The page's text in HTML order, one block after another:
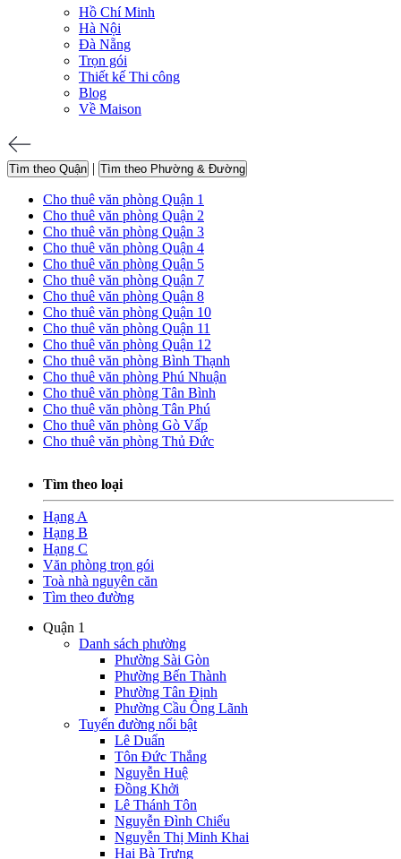
Hồ Chí Minh
Hà Nội
Đà Nẵng
Trọn gói
Thiết kế Thi công
Blog
Về Maison
Tìm theo Quận | Tìm theo Phường & Đường
Cho thuê văn phòng Quận 1
Cho thuê văn phòng Quận 2
Cho thuê văn phòng Quận 3
Cho thuê văn phòng Quận 4
Cho thuê văn phòng Quận 5
Cho thuê văn phòng Quận 7
Cho thuê văn phòng Quận 8
Cho thuê văn phòng Quận 10
Cho thuê văn phòng Quận 11
Cho thuê văn phòng Quận 12
Cho thuê văn phòng Bình Thạnh
Cho thuê văn phòng Phú Nhuận
Cho thuê văn phòng Tân Bình
Cho thuê văn phòng Tân Phú
Cho thuê văn phòng Gò Vấp
Cho thuê văn phòng Thủ Đức
Tìm theo loại
Hạng A
Hạng B
Hạng C
Văn phòng trọn gói
Toà nhà nguyên căn
Tìm theo đường
Quận 1
Danh sách phường
Phường Sài Gòn
Phường Bến Thành
Phường Tân Định
Phường Cầu Ông Lãnh
Tuyến đường nổi bật
Lê Duẩn
Tôn Đức Thắng
Nguyễn Huệ
Đồng Khởi
Lê Thánh Tôn
Nguyễn Đình Chiểu
Nguyễn Thị Minh Khai
Hai Bà Trưng